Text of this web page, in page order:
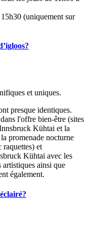
(uniquement sur
et uniques.
presque identiques.
l'offre bien-être (sites
Kühtai et la
promenade nocturne
raquettes) et
Kühtai avec les
artistiques ainsi que
également.